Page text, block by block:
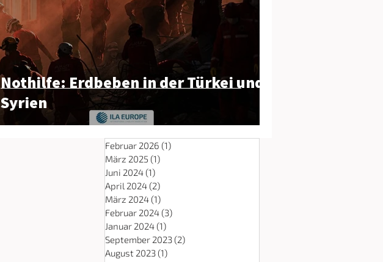
Nothilfe: Erdbeben in der Türkei und
Syrien
Februar 2026 (1)
März 2025 (1)
Juni 2024 (1)
April 2024 (2)
März 2024 (1)
Februar 2024 (3)
Januar 2024 (1)
September 2023 (2)
August 2023 (1)